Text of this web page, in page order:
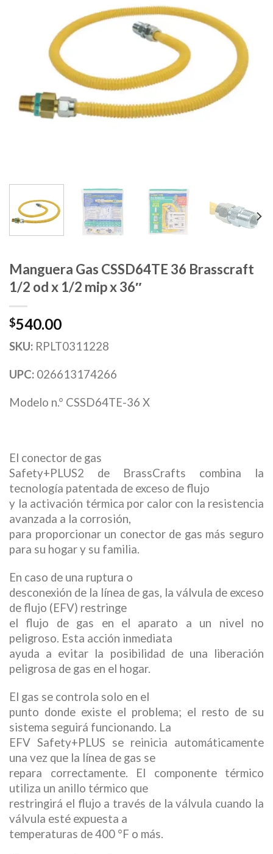
Manguera Gas CSSD64TE 36 Brasscraft
1/2 od x 1/2 mip x 36″
$540.00
SKU: RPLT0311228
UPC: 026613174266
Modelo n.° CSSD64TE-36 X
El conector de gas
Safety+PLUS2 de BrassCrafts combina la
tecnología patentada de exceso de flujo
y la activación térmica por calor con la resistencia
avanzada a la corrosión,
para proporcionar un conector de gas más seguro
para su hogar y su familia.
En caso de una ruptura o
desconexión de la línea de gas, la válvula de exceso
de flujo (EFV) restringe
el flujo de gas en el aparato a un nivel no
peligroso. Esta acción inmediata
ayuda a evitar la posibilidad de una liberación
peligrosa de gas en el hogar.
El gas se controla solo en el
punto donde existe el problema; el resto de su
sistema seguirá funcionando. La
EFV Safety+PLUS se reinicia automáticamente
una vez que la línea de gas se
repara correctamente. El componente térmico
utiliza un anillo térmico que
restringirá el flujo a través de la válvula cuando la
válvula esté expuesta a
temperaturas de 400 °F o más.